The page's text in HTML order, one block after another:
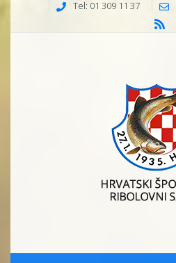
Tel: 01 309 11 37